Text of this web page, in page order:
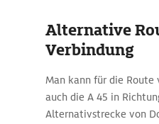
Alternative
Verbindung
Man kann für die
auch die A 45 in
Alternativstrecke von